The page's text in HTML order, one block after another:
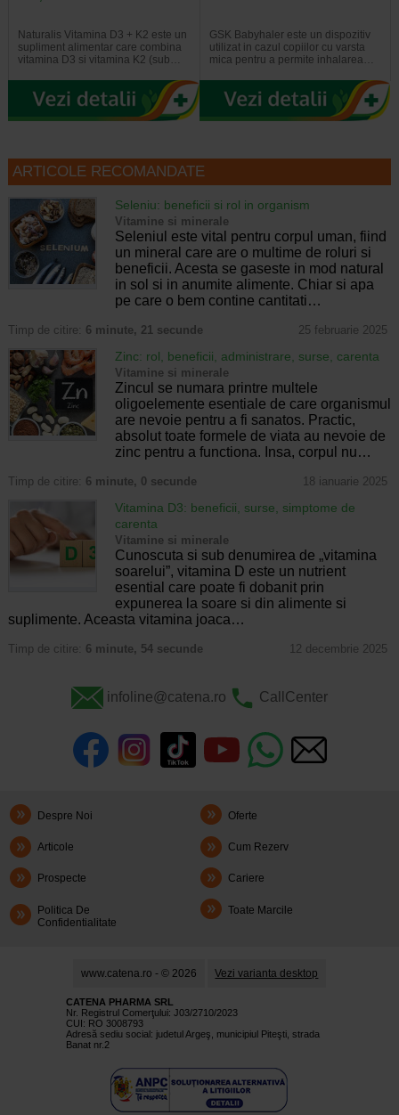
Naturalis Vitamina D3 + K2 este un
supliment alimentar care combina
vitamina D3 si vitamina K2 (sub…
GSK Babyhaler este un dispozitiv
utilizat in cazul copiilor cu varsta
mica pentru a permite inhalarea…
ARTICOLE RECOMANDATE
Seleniu: beneficii si rol in organism
Vitamine si minerale
Seleniul este vital pentru corpul uman, fiind
un mineral care are o multime de roluri si
beneficii. Acesta se gaseste in mod natural
in sol si in anumite alimente. Chiar si apa
pe care o bem contine cantitati…
Timp de citire: 6 minute, 21 secunde 25 februarie 2025
Zinc: rol, beneficii, administrare, surse, carenta
Vitamine si minerale
Zincul se numara printre multele
oligoelemente esentiale de care organismul
are nevoie pentru a fi sanatos. Practic,
absolut toate formele de viata au nevoie de
zinc pentru a functiona. Insa, corpul nu…
Timp de citire: 6 minute, 0 secunde 18 ianuarie 2025
Vitamina D3: beneficii, surse, simptome de
carenta
Vitamine si minerale
Cunoscuta si sub denumirea de „vitamina
soarelui”, vitamina D este un nutrient
esential care poate fi dobanit prin
expunerea la soare si din alimente si
suplimente. Aceasta vitamina joaca…
Timp de citire: 6 minute, 54 secunde 12 decembrie 2025
infoline@catena.ro CallCenter
Despre Noi Oferte
Articole Cum Rezerv
Prospecte Cariere
Politica De
Confidentialitate
Toate Marcile
www.catena.ro - © 2026 Vezi varianta desktop
CATENA PHARMA SRL
Nr. Registrul Comerţului: J03/2710/2023
CUI: RO 3008793
Adresă sediu social: judetul Argeş, municipiul Piteşti, strada
Banat nr.2